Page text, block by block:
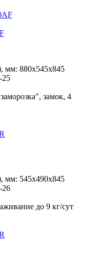
мм: 880х545х845
25
замок, 4
мм: 545х490х845
26
до 9 кг/сут